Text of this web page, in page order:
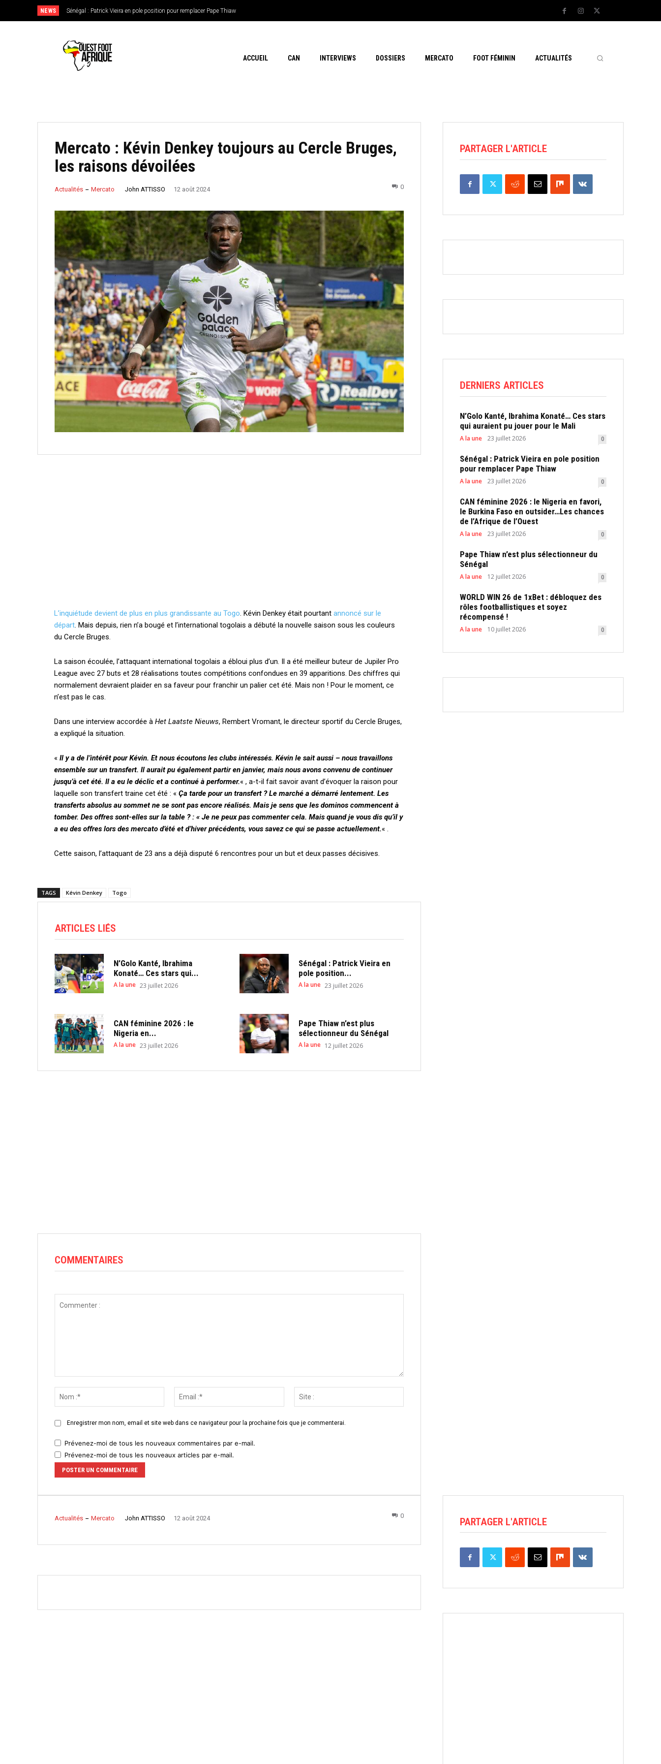
NEWS Sénégal : Patrick Vieira en pole position pour remplacer Pape Thiaw
CAN féminine 2026 : le Nigeria en favori, le Burkina Faso en outsider…Les chances de l’Afrique
de l’Ouest
ACCUEIL CAN INTERVIEWS DOSSIERS MERCATO FOOT FÉMININ ACTUALITÉS
Mercato : Kévin Denkey toujours au Cercle Bruges,
les raisons dévoilées
Actualités Mercato John ATTISSO 12 août 2024 0
L’inquiétude devient de plus en plus grandissante au Togo. Kévin Denkey était pourtant annoncé sur le
départ. Mais depuis, rien n’a bougé et l’international togolais a débuté la nouvelle saison sous les couleurs
du Cercle Bruges.
La saison écoulée, l’attaquant international togolais a ébloui plus d’un. Il a été meilleur buteur de Jupiler Pro
League avec 27 buts et 28 réalisations toutes compétitions confondues en 39 apparitions. Des chiffres qui
normalement devraient plaider en sa faveur pour franchir un palier cet été. Mais non ! Pour le moment, ce
n’est pas le cas.
Dans une interview accordée à Het Laatste Nieuws, Rembert Vromant, le directeur sportif du Cercle Bruges,
a expliqué la situation.
« Il y a de l’intérêt pour Kévin. Et nous écoutons les clubs intéressés. Kévin le sait aussi – nous travaillons
ensemble sur un transfert. Il aurait pu également partir en janvier, mais nous avons convenu de continuer
jusqu’à cet été. Il a eu le déclic et a continué à performer.« , a-t-il fait savoir avant d’évoquer la raison pour
laquelle son transfert traine cet été : « Ça tarde pour un transfert ? Le marché a démarré lentement. Les
transferts absolus au sommet ne se sont pas encore réalisés. Mais je sens que les dominos commencent à
tomber. Des offres sont-elles sur la table ? : « Je ne peux pas commenter cela. Mais quand je vous dis qu’il y
a eu des offres lors des mercato d’été et d’hiver précédents, vous savez ce qui se passe actuellement.« .
Cette saison, l’attaquant de 23 ans a déjà disputé 6 rencontres pour un but et deux passes décisives.
TAGS Kévin Denkey Togo
ARTICLES LIÉS
N’Golo Kanté, Ibrahima
Konaté… Ces stars qui...
A la une 23 juillet 2026
Sénégal : Patrick Vieira en
pole position...
A la une 23 juillet 2026
CAN féminine 2026 : le
Nigeria en...
A la une 23 juillet 2026
Pape Thiaw n’est plus
sélectionneur du Sénégal
A la une 12 juillet 2026
COMMENTAIRES
Enregistrer mon nom, email et site web dans ce navigateur pour la prochaine fois que je commenterai.
Prévenez-moi de tous les nouveaux commentaires par e-mail.
Prévenez-moi de tous les nouveaux articles par e-mail.
PARTAGER L'ARTICLE
DERNIERS ARTICLES
N’Golo Kanté, Ibrahima Konaté… Ces stars
qui auraient pu jouer pour le Mali
A la une 23 juillet 2026 0
Sénégal : Patrick Vieira en pole position
pour remplacer Pape Thiaw
A la une 23 juillet 2026 0
CAN féminine 2026 : le Nigeria en favori,
le Burkina Faso en outsider…Les chances
de l’Afrique de l’Ouest
A la une 23 juillet 2026 0
Pape Thiaw n’est plus sélectionneur du
Sénégal
A la une 12 juillet 2026 0
WORLD WIN 26 de 1xBet : débloquez des
rôles footballistiques et soyez
récompensé !
A la une 10 juillet 2026 0
Actualités Mercato John ATTISSO 12 août 2024 0
PARTAGER L'ARTICLE